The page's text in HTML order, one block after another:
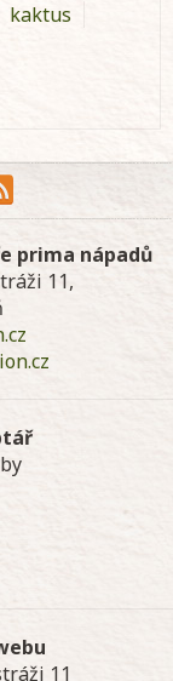
kaktus
prima nápadů
11,
11